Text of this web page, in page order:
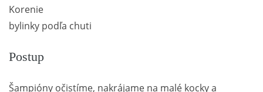
Korenie
bylinky podľa chuti
Postup
Šampióny očistíme, nakrájame na malé kocky a